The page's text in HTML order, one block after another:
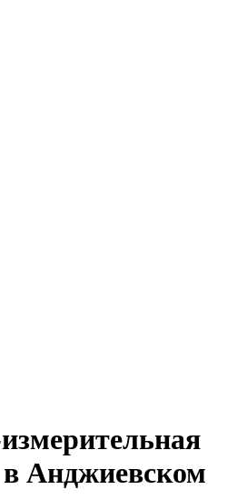
в Анджиевском